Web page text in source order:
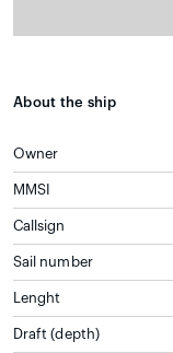
About the ship
Owner
MMSI
Callsign
Sail number
Lenght
Draft (depth)